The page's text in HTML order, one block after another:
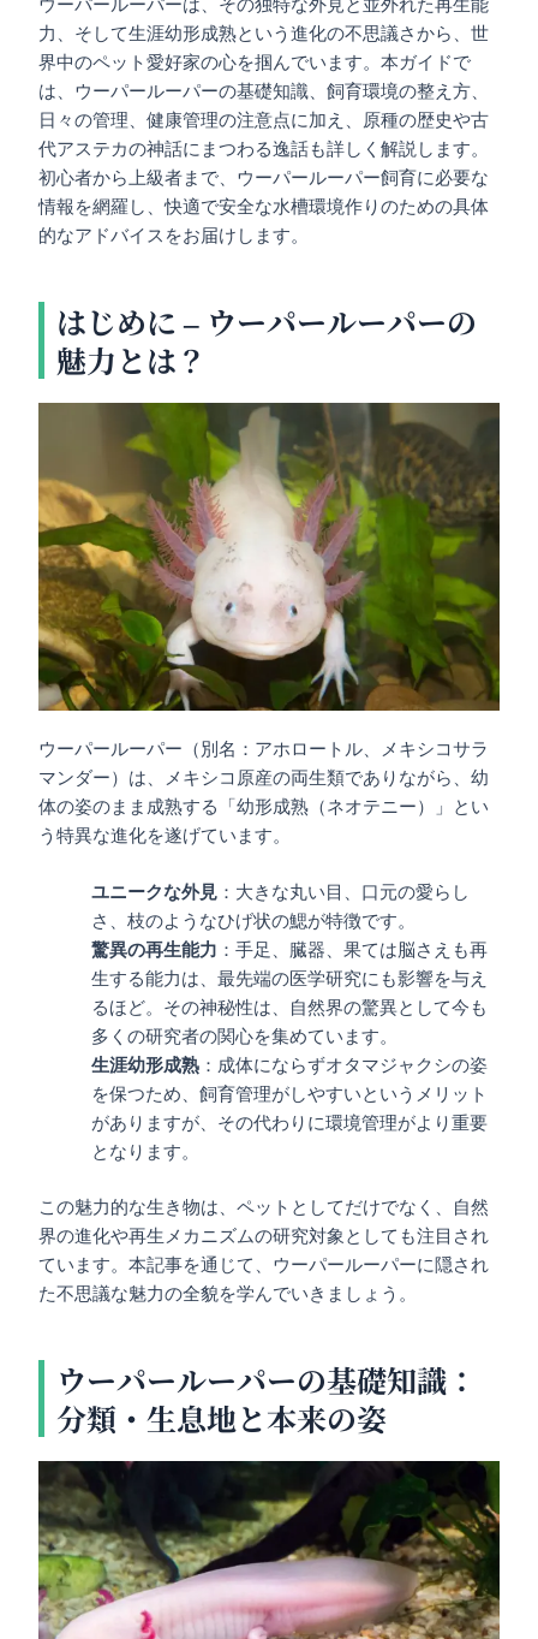
ウーパールーパーは、その独特な外見と並外れた再生能
力、そして生涯幼形成熟という進化の不思議さから、世
界中のペット愛好家の心を掴んでいます。本ガイドで
は、ウーパールーパーの基礎知識、飼育環境の整え方、
日々の管理、健康管理の注意点に加え、原種の歴史や古
代アステカの神話にまつわる逸話も詳しく解説します。
初心者から上級者まで、ウーパールーパー飼育に必要な
情報を網羅し、快適で安全な水槽環境作りのための具体
的なアドバイスをお届けします。
はじめに – ウーパールーパーの
魅力とは？
ウーパールーパー（別名：アホロートル、メキシコサラ
マンダー）は、メキシコ原産の両生類でありながら、幼
体の姿のまま成熟する「幼形成熟（ネオテニー）」とい
う特異な進化を遂げています。
ユニークな外見 ：大きな丸い目、口元の愛らし
さ、枝のようなひげ状の鰓が特徴です。
驚異の再生能力 ：手足、臓器、果ては脳さえも再
生する能力は、最先端の医学研究にも影響を与え
るほど。その神秘性は、自然界の驚異として今も
多くの研究者の関心を集めています。
生涯幼形成熟 ：成体にならずオタマジャクシの姿
を保つため、飼育管理がしやすいというメリット
がありますが、その代わりに環境管理がより重要
となります。
この魅力的な生き物は、ペットとしてだけでなく、自然
界の進化や再生メカニズムの研究対象としても注目され
ています。本記事を通じて、ウーパールーパーに隠され
た不思議な魅力の全貌を学んでいきましょう。
ウーパールーパーの基礎知識：
分類・生息地と本来の姿